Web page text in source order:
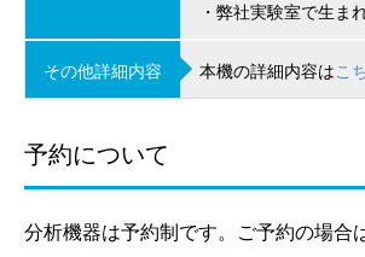
・弊社実験室で生ま
その他詳細内容 本機の詳細内容はこ
予約について
分析機器は予約制です。ご予約の場合